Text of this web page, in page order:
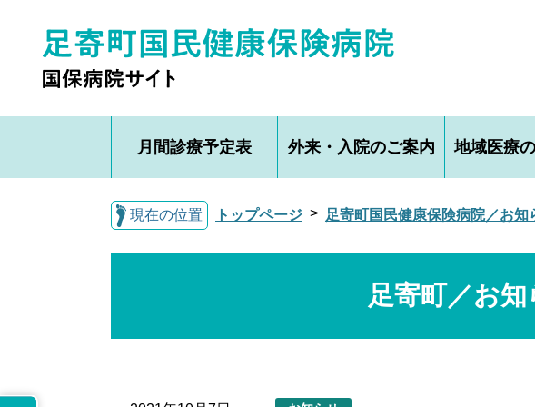
月間診療予定表 外来・入院のご案内 地域医療
現在の位置 トップページ 足寄町国民健康保険病院／お知
足寄町／お知